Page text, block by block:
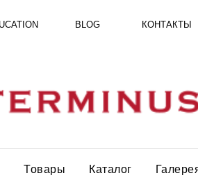
BLOG КОНТАКТЫ
Товары Каталог